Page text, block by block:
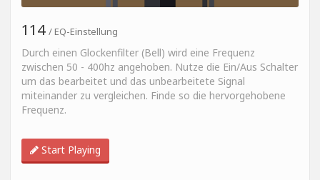
114 / EQ-Einstellung
Durch einen Glockenfilter (Bell) wird eine Frequenz
zwischen 50 - 400hz angehoben. Nutze die Ein/Aus Schalter
um das bearbeitet und das unbearbeitete Signal
miteinander zu vergleichen. Finde so die hervorgehobene
Frequenz.
Start Playing